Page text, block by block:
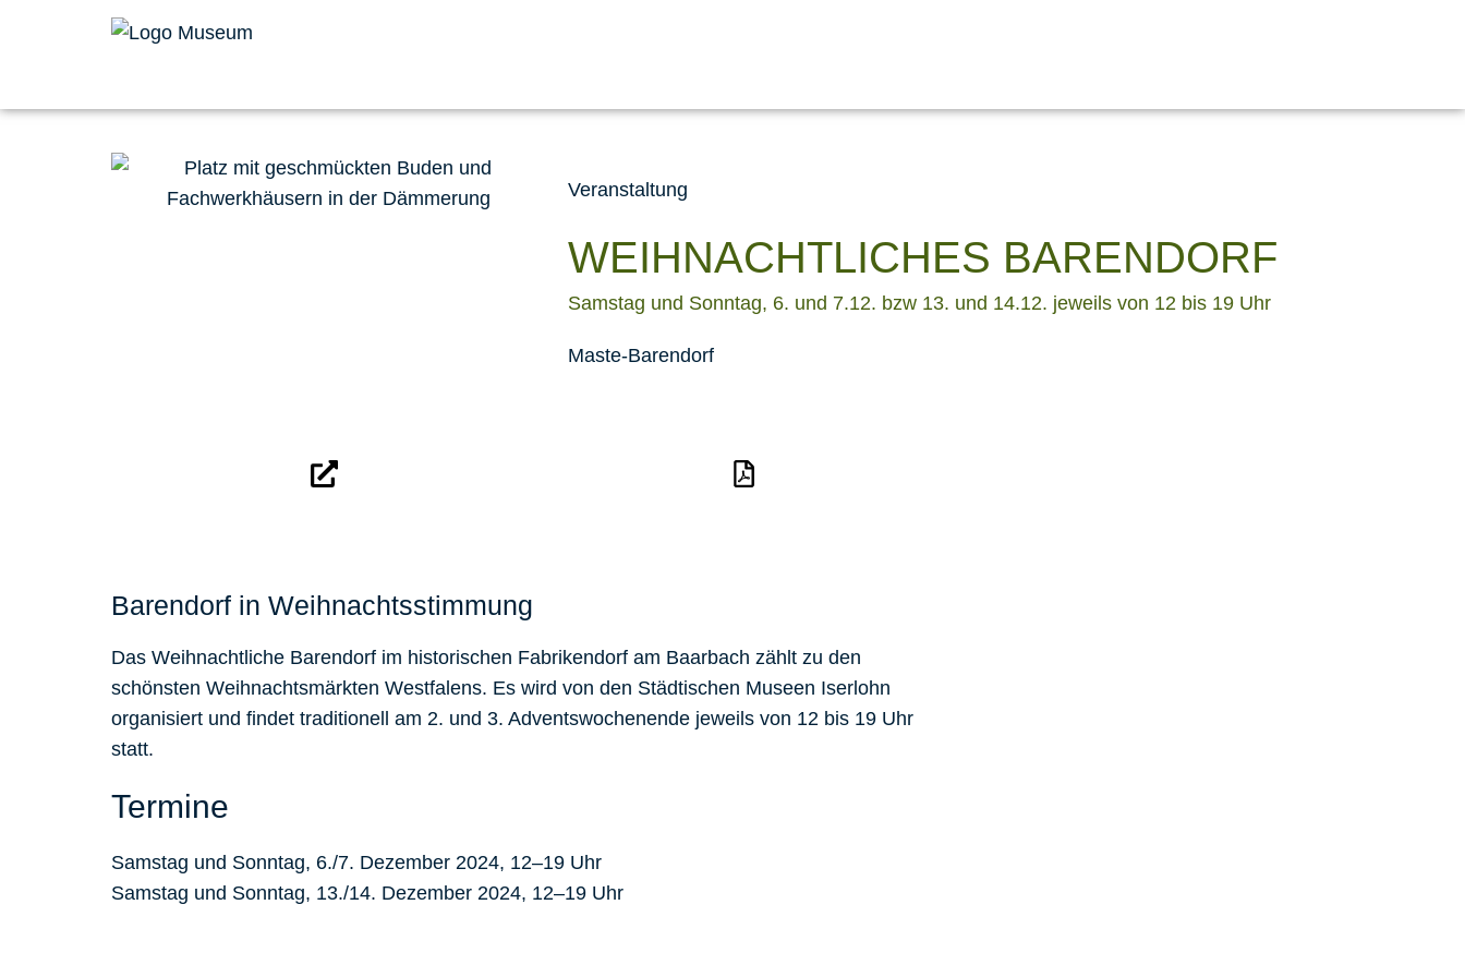
Veranstaltung
WEIHNACHTLICHES BARENDORF
Samstag und Sonntag, 6. und 7.12. bzw 13. und 14.12. jeweils von 12 bis 19 Uhr
Maste-Barendorf
Barendorf in Weihnachtsstimmung
Das Weihnachtliche Barendorf im historischen Fabrikendorf am Baarbach zählt zu den
schönsten Weihnachtsmärkten Westfalens. Es wird von den Städtischen Museen Iserlohn
organisiert und findet traditionell am 2. und 3. Adventswochenende jeweils von 12 bis 19 Uhr
statt.
Termine
Samstag und Sonntag, 6./7. Dezember 2024, 12–19 Uhr
Samstag und Sonntag, 13./14. Dezember 2024, 12–19 Uhr